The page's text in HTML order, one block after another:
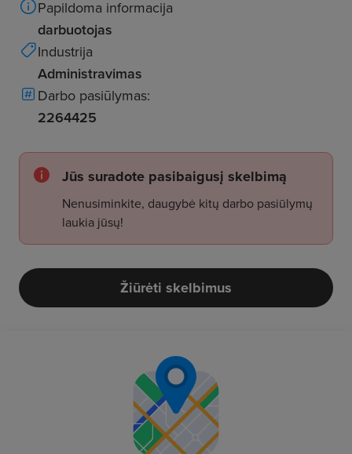
Papildoma informacija
darbuotojas
Industrija
Administravimas
Darbo pasiūlymas:
2264425
Jūs suradote pasibaigusį skelbimą
Nenusiminkite, daugybė kitų darbo pasiūlymų
laukia jūsų!
Žiūrėti skelbimus